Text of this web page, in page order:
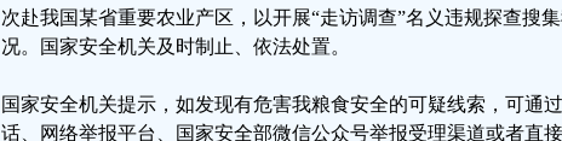
次赴我国某省重要农业产区，以开展“走访调查”名义违规探查搜
况。国家安全机关及时制止、依法处置。
国家安全机关提示，如发现有危害我粮食安全的可疑线索，可通
话、网络举报平台、国家安全部微信公众号举报受理渠道或者直